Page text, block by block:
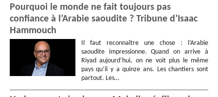
Pourquoi le monde ne fait toujours pas
confiance à l’Arabie saoudite ? Tribune d’Isaac
Hammouch
Il faut reconnaître une chose : l’Arabie
saoudite impressionne. Quand on arrive à
Riyad aujourd’hui, on ne voit plus le même
pays qu’il y a quinze ans. Les chantiers sont
partout. Les…